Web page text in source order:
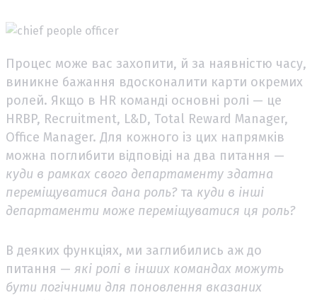
Процес може вас захопити, й за наявністю часу,
виникне бажання вдосконалити карти окремих
ролей. Якщо в HR команді основні ролі — це
HRBP, Recruitment, L&D, Total Reward Manager,
Office Manager. Для кожного із цих напрямків
можна поглибити відповіді на два питання —
куди в рамках свого департаменту здатна
переміщуватися дана роль? та куди в інші
департаменти може переміщуватися ця роль?
В деяких функціях, ми заглибились аж до
питання — які ролі в інших командах можуть
бути логічними для поновлення вказаних